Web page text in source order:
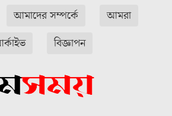
আমাদের সম্পর্কে
আমরা
বিজ্ঞাপন